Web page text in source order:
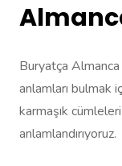
Buryatça
anlamları bulmak
karmaşık
anlamlandırıyoruz.